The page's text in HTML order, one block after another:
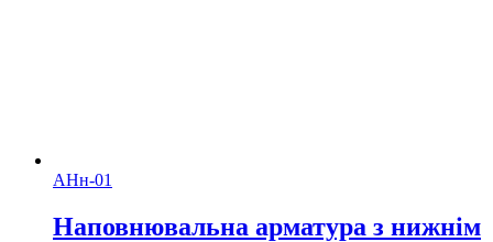
АНн-01
Наповнювальна арматура з нижнім